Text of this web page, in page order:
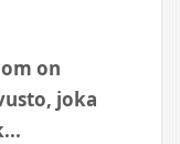
on
joka